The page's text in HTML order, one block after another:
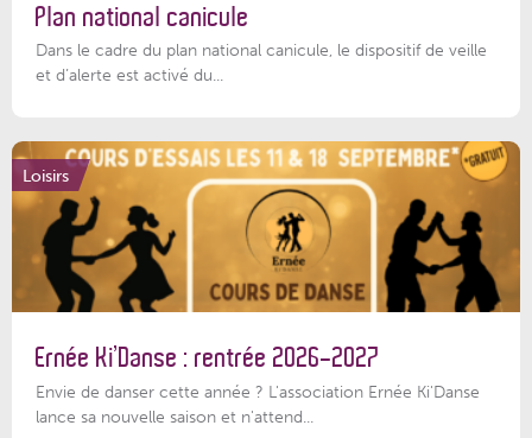
Plan national canicule
Dans le cadre du plan national canicule, le dispositif de veille
et d’alerte est activé du...
Loisirs
Ernée Ki’Danse : rentrée 2026-2027
Envie de danser cette année ? L'association Ernée Ki'Danse
lance sa nouvelle saison et n'attend...